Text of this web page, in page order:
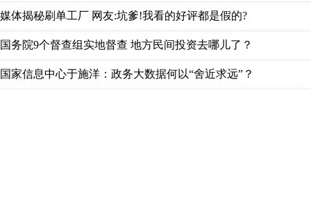
媒体揭秘刷单工厂 网友:坑爹!我看的好评都是假的?
国务院9个督查组实地督查 地方民间投资去哪儿了？
国家信息中心于施洋：政务大数据何以“舍近求远”？